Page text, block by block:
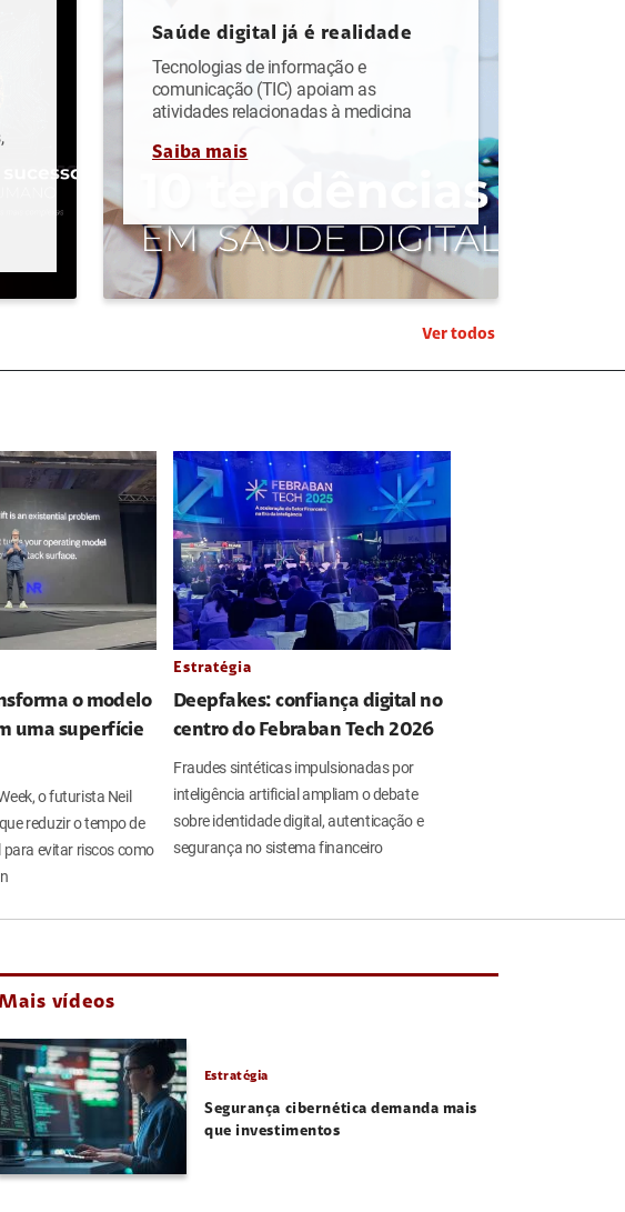
Saúde digital já é realidade
Tecnologias de informação e
comunicação (TIC) apoiam as
atividades relacionadas à medicina
Saiba mais
Ver todos
o modelo
uma superfície
o futurista Neil
reduzir o tempo de
para evitar riscos como
Estratégia
Deepfakes: confiança digital no
centro do Febraban Tech 2026
Fraudes sintéticas impulsionadas por
inteligência artificial ampliam o debate
sobre identidade digital, autenticação e
segurança no sistema financeiro
Mais vídeos
Estratégia
Segurança cibernética demanda mais
que investimentos